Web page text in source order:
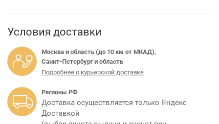
Условия доставки
Москва и область (до 10 км от МКАД),
Санкт-Петербург и область
Подробнее о курьерской доставке
Регионы РФ
Доставка осуществляется только Яндекс
Доставкой